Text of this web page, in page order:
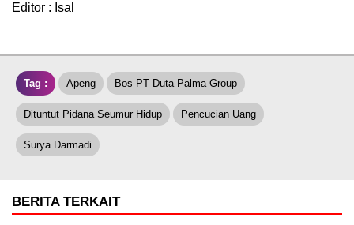
Editor : Isal
Tag : Apeng Bos PT Duta Palma Group
Dituntut Pidana Seumur Hidup Pencucian Uang
Surya Darmadi
BERITA TERKAIT